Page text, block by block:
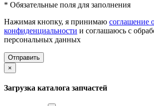
* Обязательные поля для заполнения
Нажимая кнопку, я принимаю соглашение
конфиденциальности и соглашаюсь с
персональных данных
Отправить
×
Загрузка каталога запчастей